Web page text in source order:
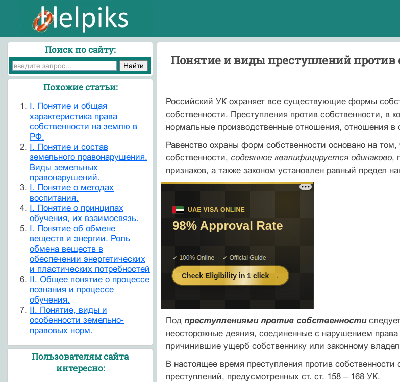
Понятие и виды преступлений против
Российский УК охраняет все существующие формы
собственности. Преступления против собственности, в
нормальные производственные отношения, отношения в
Равенство охраны форм собственности основано на
собственности, содеянное квалифицируется одинаково,
признаков, а также законом установлен равный предел
Под преступлениями против собственности
неосторожные деяния, соединенные с нарушением
причинившие ущерб собственнику или законному
В настоящее время преступления против
преступлений, предусмотренных ст. ст. 158 – 168 УК.
Поиск по сайту:
Похожие статьи:
I. Понятие и общая
характеристика права
собственности на землю в
РФ.
I. Понятие и состав
земельного правонарушения.
Виды земельных
правонарушений.
I. Понятие о методах
воспитания.
I. Понятие о принципах
обучения, их взаимосвязь.
I. Понятие об обмене
веществ и энергии. Роль
обмена веществ в
обеспечении энергетических
и пластических потребностей
II. Общее понятие о процессе
познания и процессе
обучения.
II. Понятие, виды и
особенности земельно-
правовых норм.
Пользователям сайта
интересно: